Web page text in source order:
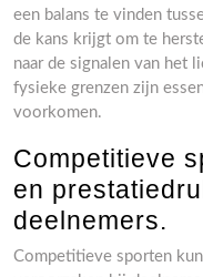
een balans te vinden
de kans krijgt om te
naar de signalen van het
fysieke grenzen zijn
voorkomen.
Competitieve
en
deelnemers.
Competitieve sporten